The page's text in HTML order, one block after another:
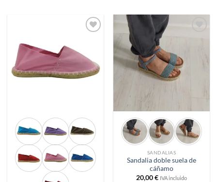
SANDALIAS
Sandalia doble suela de
cáñamo
20,00€ IVA incluido